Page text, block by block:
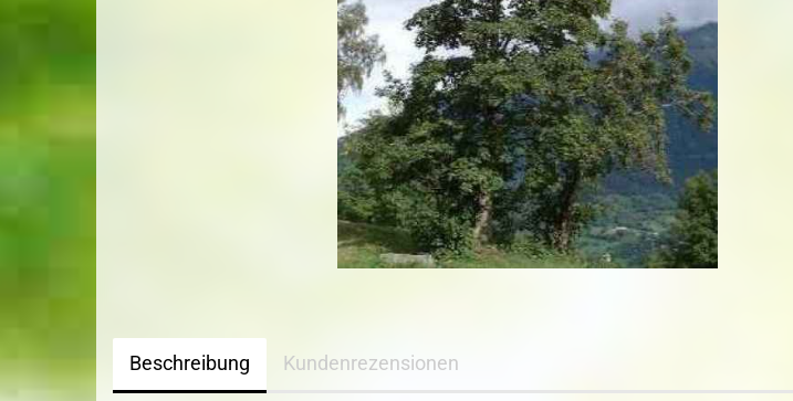
Sandbirke
Sommerlinde
Spitzahorn
Stieleiche
Traubeneiche
Vogelkirsche
Winterlinde
Bodendecker im Topfballen
Topf-/Containerpflanzen
Rosen
Bodendeckerrosen
Wildrosen
Beschreibung Kundenrezensionen